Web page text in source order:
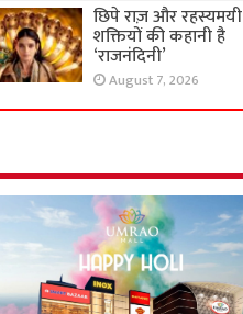
छिपे राज़ और रहस्यमयी
शक्तियों की कहानी है
‘राजनंदिनी’
August 7, 2026